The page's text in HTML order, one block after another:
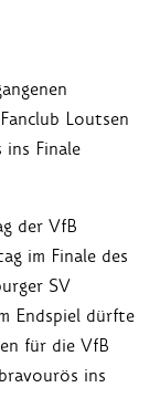
Loutsen
ins Finale
der VfB
im Finale des
SV
Endspiel dürfte
für die VfB
ins